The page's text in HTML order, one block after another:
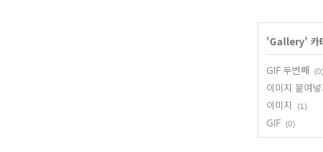
'Gallery' 카
GIF 두번째 (0)
이미지 붙여
이미지 (1)
GIF (0)